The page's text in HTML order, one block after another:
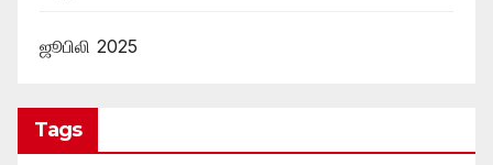
ஜூபிலி 2025
Tags